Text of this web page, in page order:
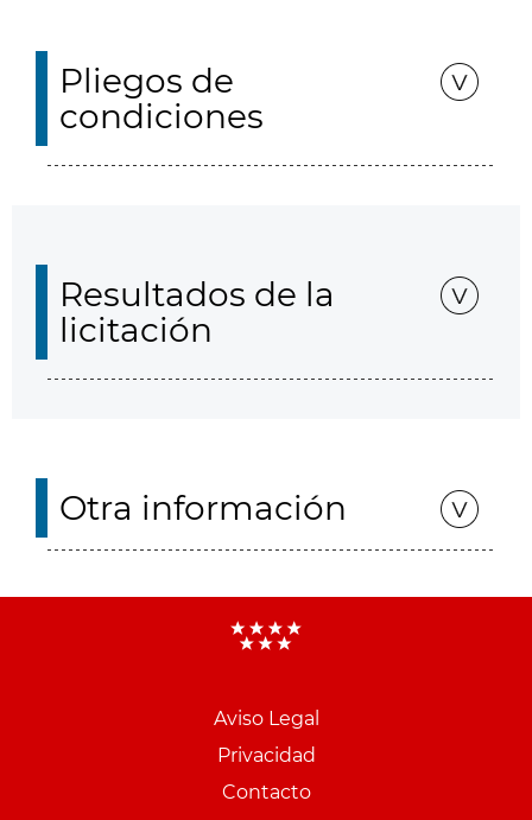
Pliegos de
condiciones
Resultados de la
licitación
Otra información
Aviso Legal
Privacidad
Contacto